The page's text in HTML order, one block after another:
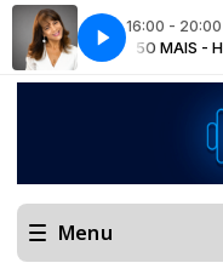
16:00 - 20:00
50 MAIS - HITS
Menu